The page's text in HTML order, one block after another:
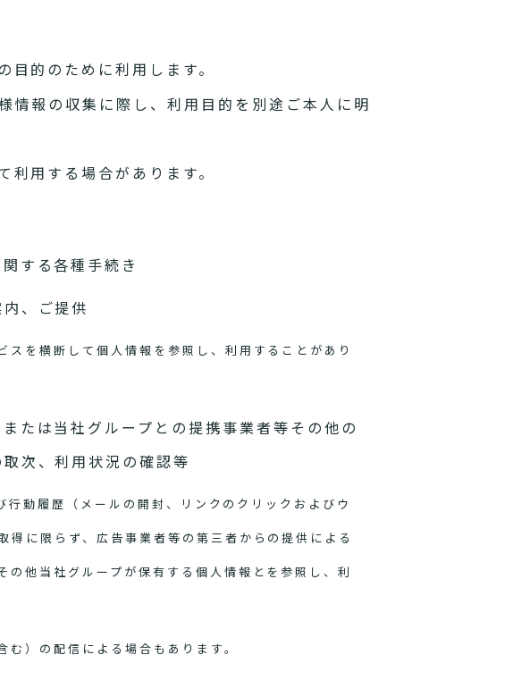
的のために利用します。
情報の収集に際し、利用目的を別途ご本人に明
用する場合があります。
する各種手続き
、ご提供
を横断して個人情報を参照し、利用することがあり
たは当社グループとの提携事業者等その他の
次、利用状況の確認等
動履歴（メールの開封、リンクのクリックおよびウ
に限らず、広告事業者等の第三者からの提供による
他当社グループが保有する個人情報とを参照し、利
）の配信による場合もあります。